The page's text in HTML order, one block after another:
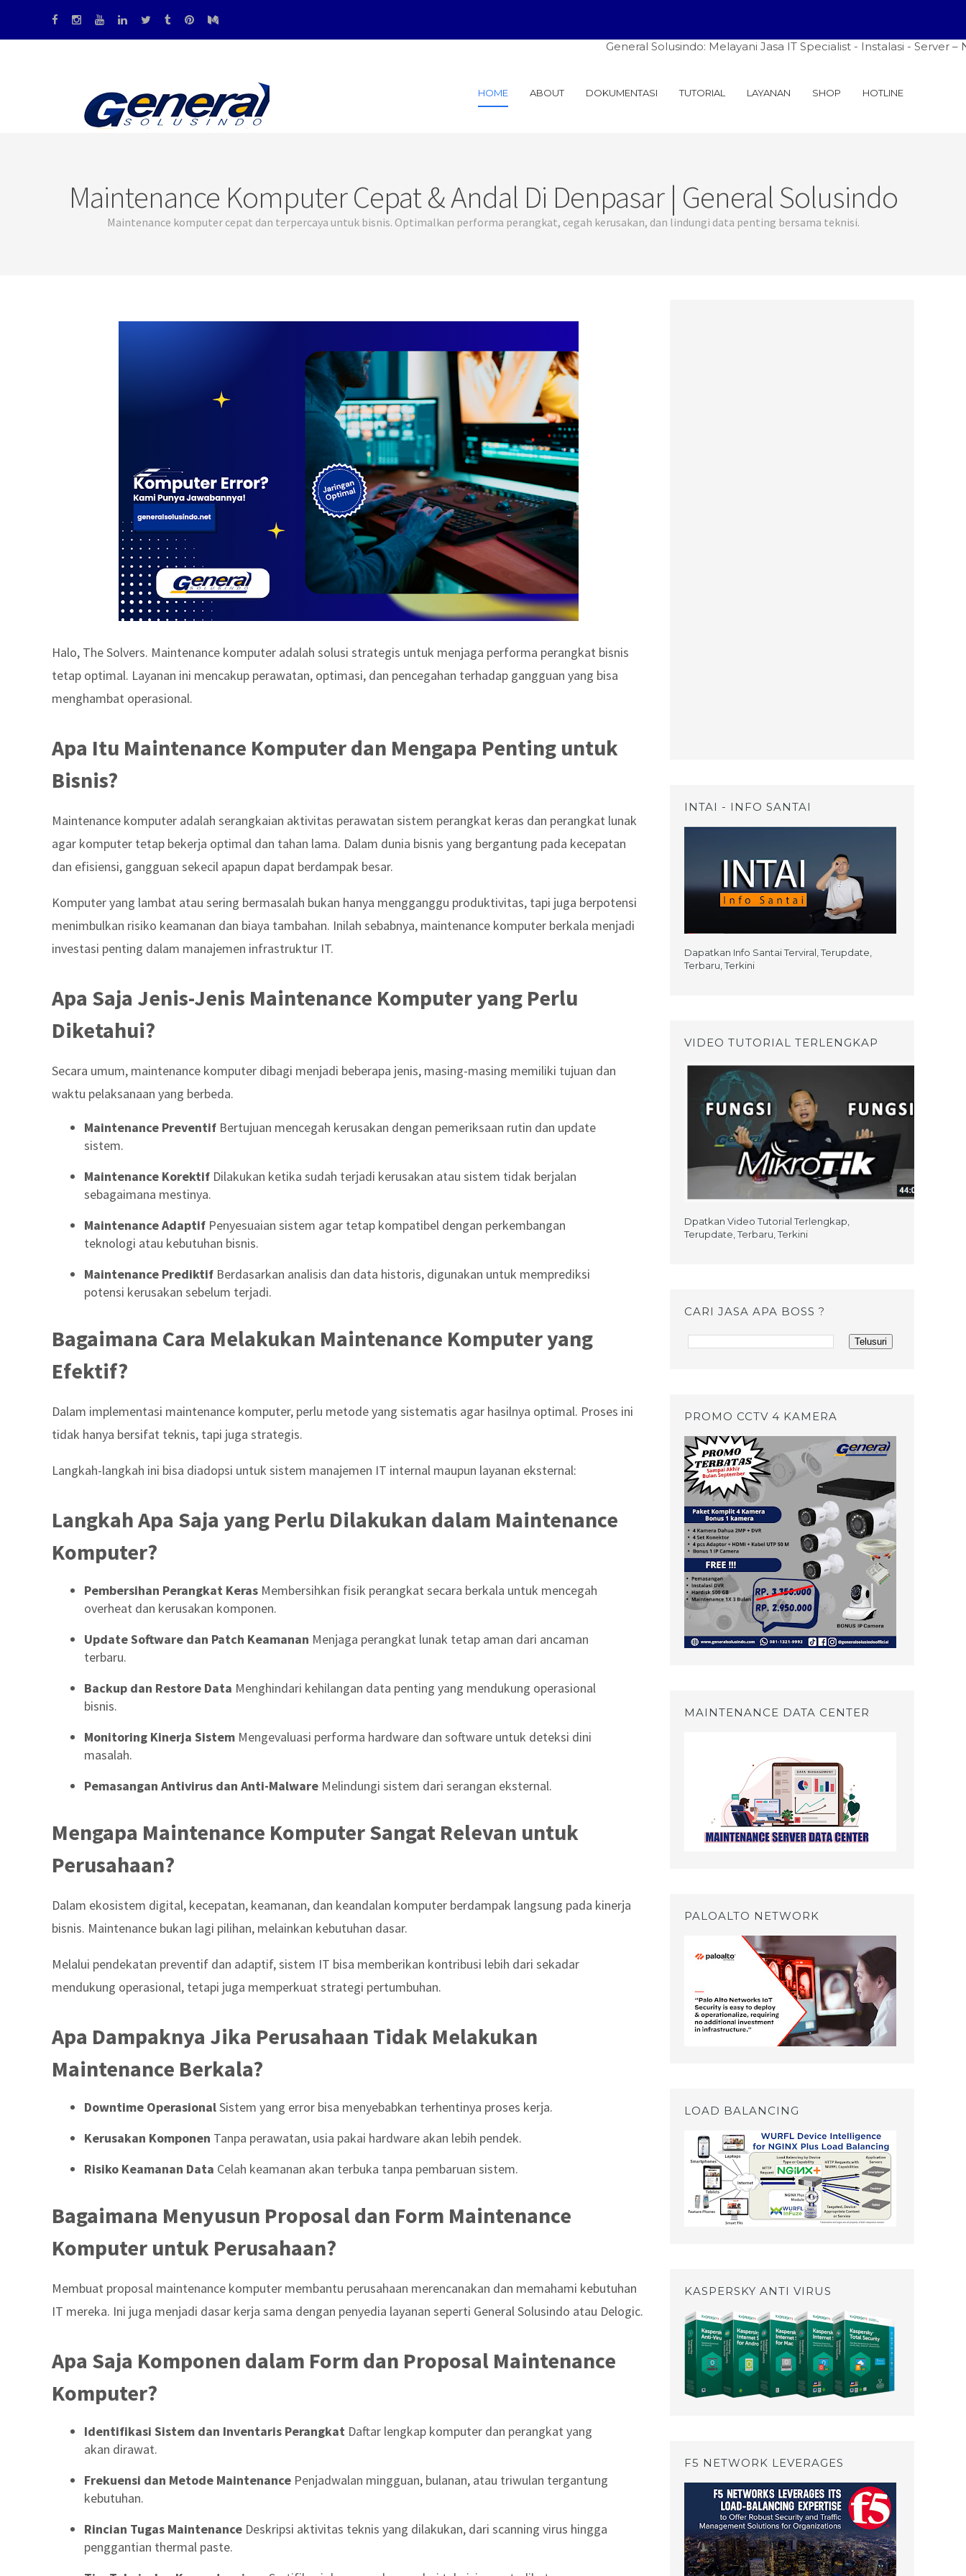
General Solusindo: Melayani Jasa IT Specialist - Instalasi - Server –
HOME ABOUT DOKUMENTASI TUTORIAL LAYANAN SHOP HOTLINE
Maintenance Komputer Cepat & Andal Di Denpasar | General Solusindo
Maintenance komputer cepat dan terpercaya untuk bisnis. Optimalkan performa perangkat, cegah kerusakan, dan lindungi data penting bersama teknisi.
Halo, The Solvers. Maintenance komputer adalah solusi strategis untuk menjaga performa perangkat bisnis
tetap optimal. Layanan ini mencakup perawatan, optimasi, dan pencegahan terhadap gangguan yang bisa
menghambat operasional.
Apa Itu Maintenance Komputer dan Mengapa Penting untuk
Bisnis?
Maintenance komputer adalah serangkaian aktivitas perawatan sistem perangkat keras dan perangkat lunak
agar komputer tetap bekerja optimal dan tahan lama. Dalam dunia bisnis yang bergantung pada kecepatan
dan efisiensi, gangguan sekecil apapun dapat berdampak besar.
Komputer yang lambat atau sering bermasalah bukan hanya mengganggu produktivitas, tapi juga berpotensi
menimbulkan risiko keamanan dan biaya tambahan. Inilah sebabnya, maintenance komputer berkala menjadi
investasi penting dalam manajemen infrastruktur IT.
Apa Saja Jenis-Jenis Maintenance Komputer yang Perlu
Diketahui?
Secara umum, maintenance komputer dibagi menjadi beberapa jenis, masing-masing memiliki tujuan dan
waktu pelaksanaan yang berbeda.
Maintenance Preventif Bertujuan mencegah kerusakan dengan pemeriksaan rutin dan update
sistem.
Maintenance Korektif Dilakukan ketika sudah terjadi kerusakan atau sistem tidak berjalan
sebagaimana mestinya.
Maintenance Adaptif Penyesuaian sistem agar tetap kompatibel dengan perkembangan
teknologi atau kebutuhan bisnis.
Maintenance Prediktif Berdasarkan analisis dan data historis, digunakan untuk memprediksi
potensi kerusakan sebelum terjadi.
Bagaimana Cara Melakukan Maintenance Komputer yang
Efektif?
Dalam implementasi maintenance komputer, perlu metode yang sistematis agar hasilnya optimal. Proses ini
tidak hanya bersifat teknis, tapi juga strategis.
Langkah-langkah ini bisa diadopsi untuk sistem manajemen IT internal maupun layanan eksternal:
Langkah Apa Saja yang Perlu Dilakukan dalam Maintenance
Komputer?
Pembersihan Perangkat Keras Membersihkan fisik perangkat secara berkala untuk mencegah
overheat dan kerusakan komponen.
Update Software dan Patch Keamanan Menjaga perangkat lunak tetap aman dari ancaman
terbaru.
Backup dan Restore Data Menghindari kehilangan data penting yang mendukung operasional
bisnis.
Monitoring Kinerja Sistem Mengevaluasi performa hardware dan software untuk deteksi dini
masalah.
Pemasangan Antivirus dan Anti-Malware Melindungi sistem dari serangan eksternal.
Mengapa Maintenance Komputer Sangat Relevan untuk
Perusahaan?
Dalam ekosistem digital, kecepatan, keamanan, dan keandalan komputer berdampak langsung pada kinerja
bisnis. Maintenance bukan lagi pilihan, melainkan kebutuhan dasar.
Melalui pendekatan preventif dan adaptif, sistem IT bisa memberikan kontribusi lebih dari sekadar
mendukung operasional, tetapi juga memperkuat strategi pertumbuhan.
Apa Dampaknya Jika Perusahaan Tidak Melakukan
Maintenance Berkala?
Downtime OperasionalSistem yang error bisa menyebabkan terhentinya proses kerja.
Kerusakan Komponen Tanpa perawatan, usia pakai hardware akan lebih pendek.
Risiko Keamanan Data Celah keamanan akan terbuka tanpa pembaruan sistem.
Bagaimana Menyusun Proposal dan Form Maintenance
Komputer untuk Perusahaan?
Membuat proposal maintenance komputer membantu perusahaan merencanakan dan memahami kebutuhan
IT mereka. Ini juga menjadi dasar kerja sama dengan penyedia layanan seperti General Solusindo atau Delogic.
Apa Saja Komponen dalam Form dan Proposal Maintenance
Komputer?
Identifikasi Sistem dan Inventaris Perangkat Daftar lengkap komputer dan perangkat yang
akan dirawat.
Frekuensi dan Metode Maintenance Penjadwalan mingguan, bulanan, atau triwulan tergantung
kebutuhan.
Rincian Tugas Maintenance Deskripsi aktivitas teknis yang dilakukan, dari scanning virus hingga
penggantian thermal paste.
INTAI - INFO SANTAI
Dapatkan Info Santai Terviral, Terupdate,
Terbaru, Terkini
VIDEO TUTORIAL TERLENGKAP
Dpatkan Video Tutorial Terlengkap,
Terupdate, Terbaru, Terkini
CARI JASA APA BOSS ?
PROMO CCTV 4 KAMERA
MAINTENANCE DATA CENTER
PALOALTO NETWORK
LOAD BALANCING
KASPERSKY ANTI VIRUS
F5 NETWORK LEVERAGES